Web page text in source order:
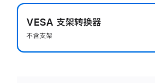
VESA 支架转换器
不含支架